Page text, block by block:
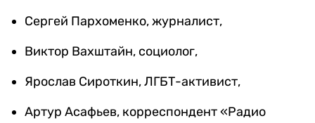
Сергей Пархоменко, журналист,
Виктор Вахштайн, социолог,
Ярослав Сироткин, ЛГБТ-активист,
Артур Асафьев, корреспондент «Радио